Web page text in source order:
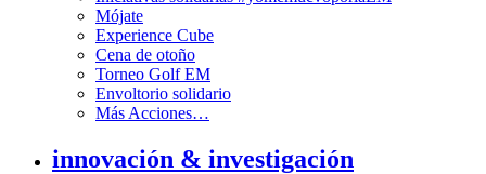
Mójate
Experience Cube
Cena de otoño
Torneo Golf EM
Envoltorio solidario
Más Acciones…
innovación & investigación